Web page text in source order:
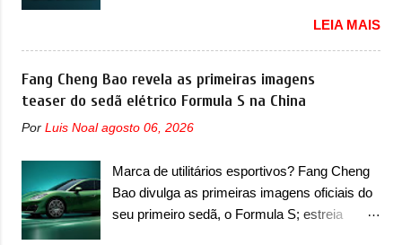
novo motor elétrico. Chamado de ’16 em 1’,
também chamado de Thunder, ele apresenta
uma melhoria de eficiência térmica e integra
12 elementos de hardware. Entre eles, motor
elétrico, controlador de motor, redutor,
LBMS, VCU, TMS, controle ativo de pré-
carga e gateway de domínio de energia. Há
mais quatro recursos de software como
revelou as primeiras imagens teaser de uma
mudança visual para um dos seus menores
sedãs elétricos na China, pertencente à linha
Ocean. Trata-se do Seal 06 EV, lançado no
de um ano. O modelo agora passará a ser
na traseira, que vão atualizá-los para a
identidade visual mais moderna da marca,
mas ainda sem motivos para que essa
LEIA MAIS
Fang Cheng Bao revela as primeiras imagens
teaser do sedã elétrico Formula S na China
Por Luis Noal agosto 06, 2026
Marca de utilitários esportivos? Fang Cheng
Bao divulga as primeiras imagens oficiais do
seu primeiro sedã, o Formula S; estreia